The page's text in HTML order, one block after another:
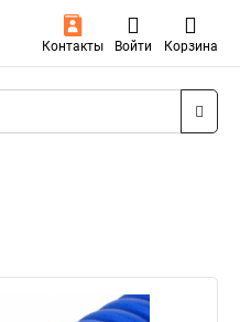
Контакты Войти Корзина